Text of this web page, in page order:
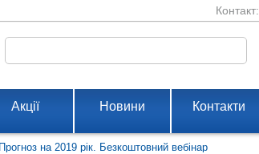
Контакт:
Акції Новини Контакти
на 2019 рік. Безкоштовний вебінар